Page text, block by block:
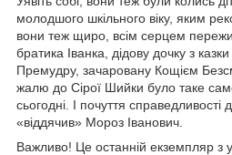
молодшого шкільного віку, яким
вони теж щиро, всім серцем
братика Іванка, дідову дочку з
Премудру, зачаровану Кощієм
жалю до Сірої Шийки було таке
сьогодні. І почуття справедливості
«віддячив» Мороз Іванович.
Важливо! Це останній екземпляр з